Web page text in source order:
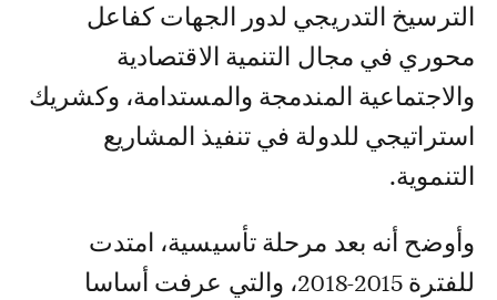
الترسيخ التدريجي لدور الجهات كفاعل
محوري في مجال التنمية الاقتصادية
والاجتماعية المندمجة والمستدامة، وكشريك
استراتيجي للدولة في تنفيذ المشاريع
التنموية.
وأوضح أنه بعد مرحلة تأسيسية، امتدت
للفترة 2015-2018، والتي عرفت أساسا